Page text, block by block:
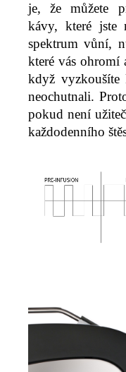
je, že můžete
kávy, které jste
spektrum vůní,
které vás ohromí
když vyzkoušíte
neochutnali.
pokud není
každodenního